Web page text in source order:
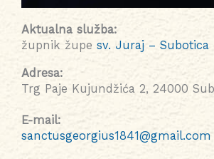
Aktualna služba:
župnik župe sv. Juraj – Subotica
Adresa:
Trg Paje Kujundžića 2, 24000
E-mail:
sanctusgeorgius1841@gmail.com